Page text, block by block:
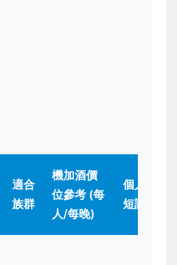
適合
族群
機加酒價
位參考 (每
人/每晚)
個人
短評